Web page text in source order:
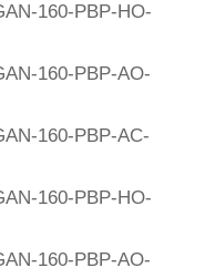
160-PBP-HO-
160-PBP-AO-
160-PBP-AC-
160-PBP-HO-
160-PBP-AO-